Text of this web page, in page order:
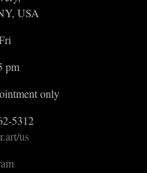
USA
pm
only
5312
us